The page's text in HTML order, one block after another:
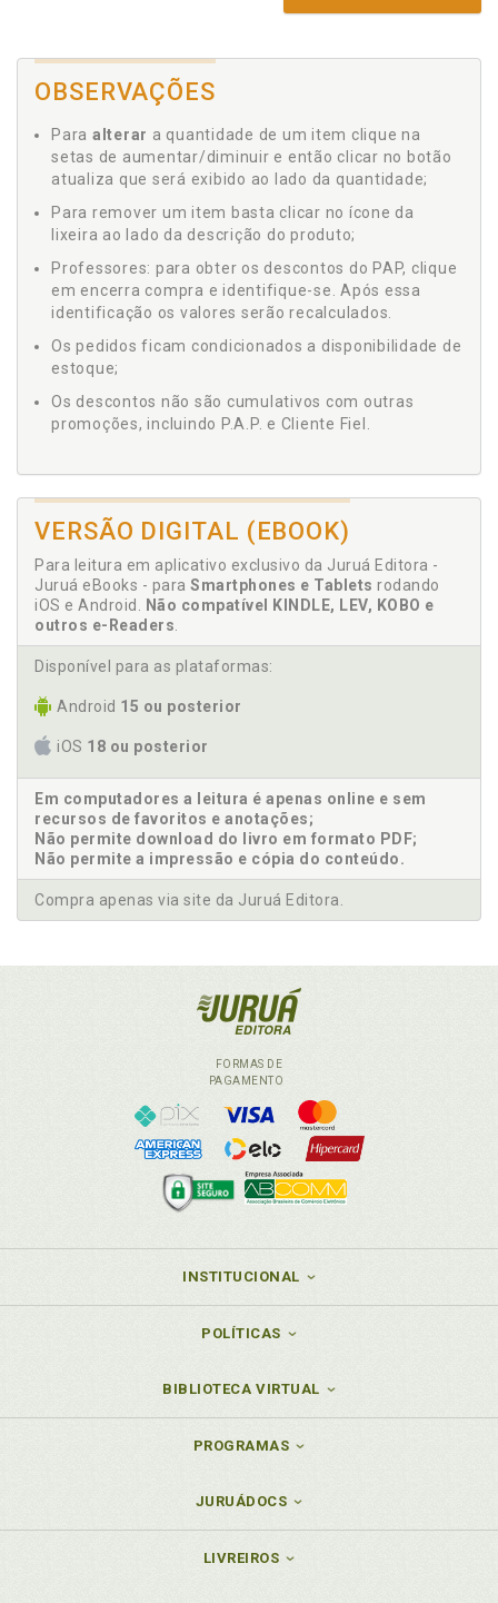
OBSERVAÇÕES
Para alterar a quantidade de um item clique na
setas de aumentar/diminuir e então clicar no botão
atualiza que será exibido ao lado da quantidade;
Para remover um item basta clicar no ícone da
lixeira ao lado da descrição do produto;
Professores: para obter os descontos do PAP, clique
em encerra compra e identifique-se. Após essa
identificação os valores serão recalculados.
Os pedidos ficam condicionados a disponibilidade de
estoque;
Os descontos não são cumulativos com outras
promoções, incluindo P.A.P. e Cliente Fiel.
VERSÃO DIGITAL (EBOOK)
Para leitura em aplicativo exclusivo da Juruá Editora -
Juruá eBooks - para Smartphones e Tablets rodando
iOS e Android.
Não compatível KINDLE, LEV, KOBO e
outros e-Readers
Disponível para as plataformas:
Android 15 ou posterior
iOS 18 ou posterior
Em computadores a leitura é apenas online e sem
recursos de favoritos e anotações;
Não permite download do livro em formato PDF;
Não permite a impressão e cópia do conteúdo.
Compra apenas via site da Juruá Editora.
FORMAS DE
PAGAMENTO
INSTITUCIONAL
POLÍTICAS
BIBLIOTECA VIRTUAL
PROGRAMAS
JURUÁDOCS
LIVREIROS